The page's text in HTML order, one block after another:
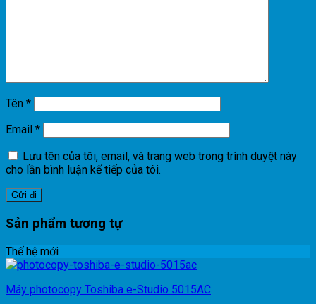
Tên *
Email *
Lưu tên của tôi, email, và trang web trong trình duyệt này
cho lần bình luận kế tiếp của tôi.
Sản phẩm tương tự
Thế hệ mới
Máy photocopy Toshiba e-Studio 5015AC